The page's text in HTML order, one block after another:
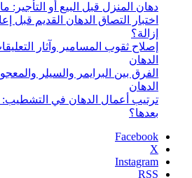
دهان المنزل قبل البيع أو التأجير:
اختبار التصاق الدهان القديم قبل
إزالة؟
إصلاح ثقوب المسامير وآثار
الدهان
الفرق بين البرايمر والسيلر
الدهان
ترتيب أعمال الدهان في التشطيب:
بعدها؟
X
Instagram